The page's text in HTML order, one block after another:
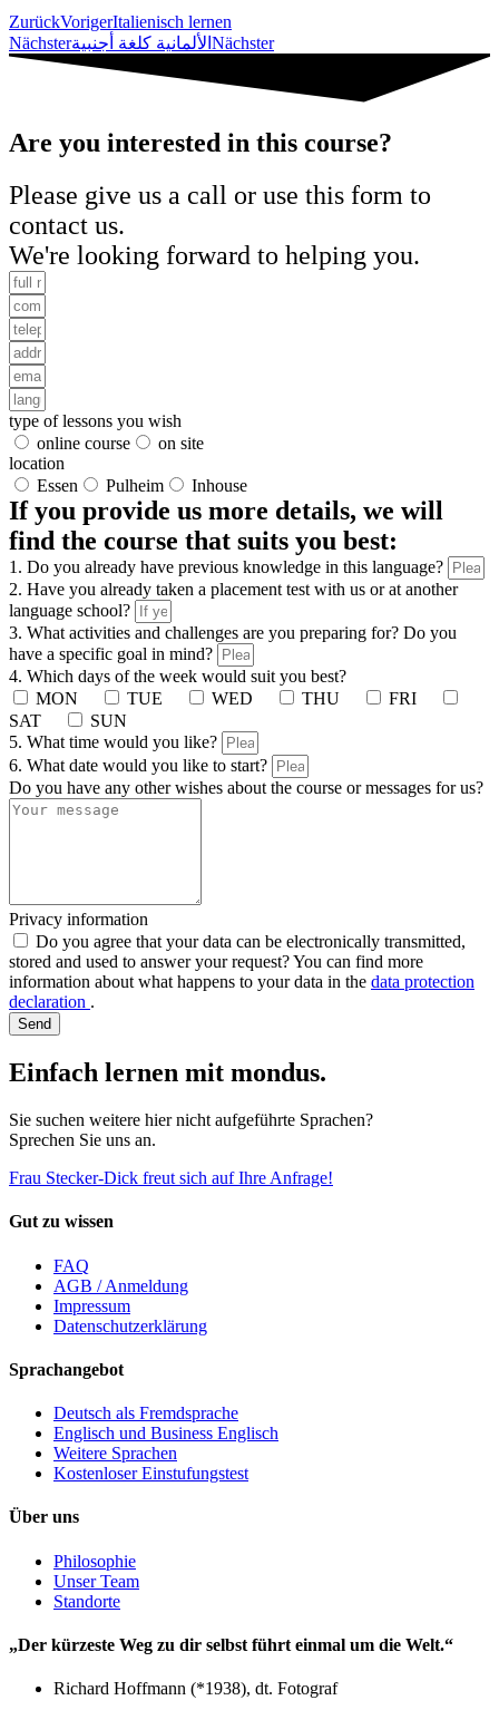
ZurückVorigerItalienisch lernen
Nächsterالألمانية كلغة أجنبية Nächster
Are you interested in this course?
Please give us a call or use this form to
contact us.
We're looking forward to helping you.
type of lessons you wish
online course
on site
location
Essen
Pulheim Inhouse
If you provide us more details, we will
find the course that suits you best:
1. Do you already have previous knowledge in this language?
2. Have you already taken a placement test with us or at another
language school?
3. What activities and challenges are you preparing for? Do you
have a specific goal in mind?
4. Which days of the week would suit you best?
MON
TUE WED THU
FRI
SAT
SUN
5. What time would you like?
6. What date would you like to start?
Do you have any other wishes about the course or messages for us?
Privacy information
Do you agree that your data can be electronically transmitted,
stored and used to answer your request? You can find more
information about what happens to your data in the data protection
declaration .
Send
Einfach lernen mit mondus.
Sie suchen weitere hier nicht aufgeführte Sprachen?
Sprechen Sie uns an.
Frau Stecker-Dick freut sich auf Ihre Anfrage!
Gut zu wissen
FAQ
AGB / Anmeldung
Impressum
Datenschutzerklärung
Sprachangebot
Deutsch als Fremdsprache
Englisch und Business Englisch
Weitere Sprachen
Kostenloser Einstufungstest
Über uns
Philosophie
Unser Team
Standorte
„Der kürzeste Weg zu dir selbst führt einmal um die Welt.“
Richard Hoffmann (*1938), dt. Fotograf